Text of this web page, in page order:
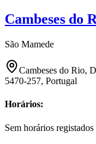
Cambeses do
São Mamede
Cambeses do Rio,
5470-257, Portugal
Horários:
Sem horários registados